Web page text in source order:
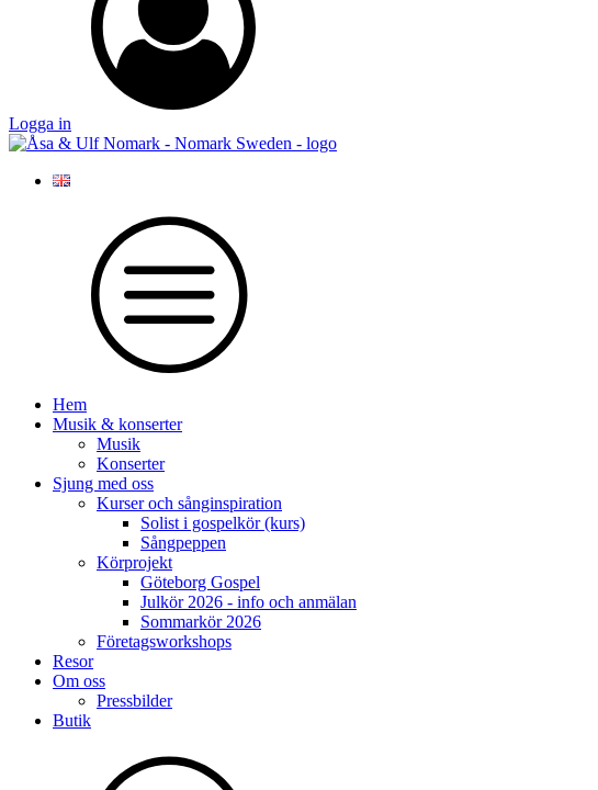
Logga in
Hem
Musik & konserter
Musik
Konserter
Sjung med oss
Kurser och sånginspiration
Solist i gospelkör (kurs)
Sångpeppen
Körprojekt
Göteborg Gospel
Julkör 2026 - info och anmälan
Sommarkör 2026
Företagsworkshops
Resor
Om oss
Pressbilder
Butik